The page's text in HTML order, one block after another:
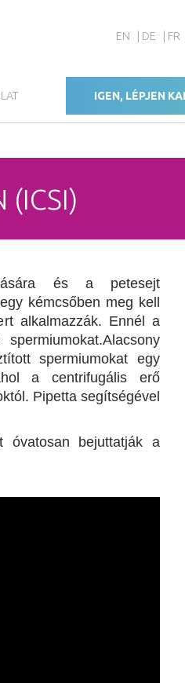
EN DE FR
IGEN, LÉPJEN
(ICSI)
és a petesejt
kémcsőben meg kell
alkalmazzák. Ennél a
spermiumokat egy
a centrifugális erő
Pipetta segítségével
óvatosan bejuttatják a